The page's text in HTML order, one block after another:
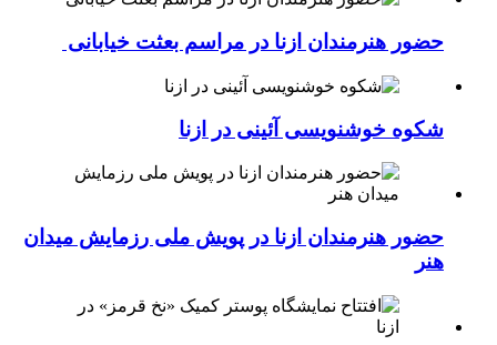
حضور هنرمندان ازنا در مراسم بعثت خیابانی
شکوه خوشنویسی آئینی در ازنا
حضور هنرمندان ازنا در پویش ملی رزمایش میدان
هنر